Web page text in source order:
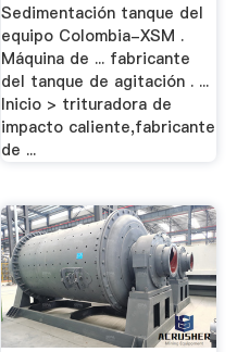
Sedimentación tanque del
equipo Colombia-XSM .
Máquina de ... fabricante
del tanque de agitación . ...
Inicio > trituradora de
impacto caliente,fabricante
de ...